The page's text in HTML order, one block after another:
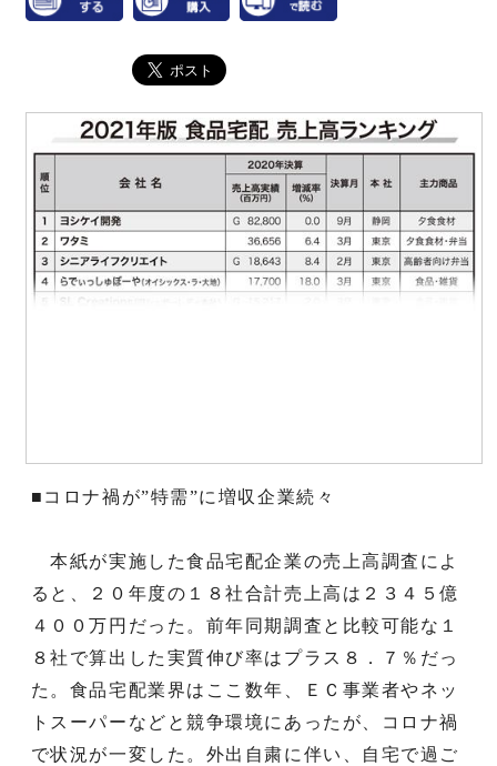
■コロナ禍が”特需”に増収企業続々
本紙が実施した食品宅配企業の売上高調査によ
ると、２０年度の１８社合計売上高は２３４５億
４００万円だった。前年同期調査と比較可能な１
８社で算出した実質伸び率はプラス８．７％だっ
た。食品宅配業界はここ数年、ＥＣ事業者やネッ
トスーパーなどと競争環境にあったが、コロナ禍
で状況が一変した。外出自粛に伴い、自宅で過ご